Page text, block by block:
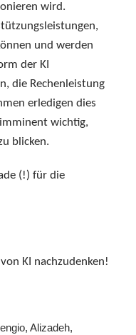
wird.
und werden
der KI
die Rechenleistung
erledigen dies
wichtig,
blicken.
(!) für die
KI nachzudenken!
Alizadeh,